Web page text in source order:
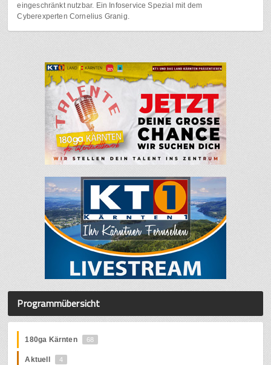
eingeschränkt nutzbar. Ein Infoservice Spezial mit dem
Cyberexperten Cornelius Granig.
Programmübersicht
180ga Kärnten 68
Aktuell 4